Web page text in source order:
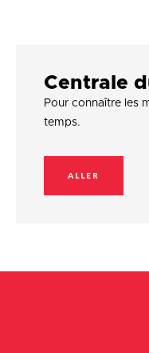
Centrale
Pour connaître les
temps.
ALLER